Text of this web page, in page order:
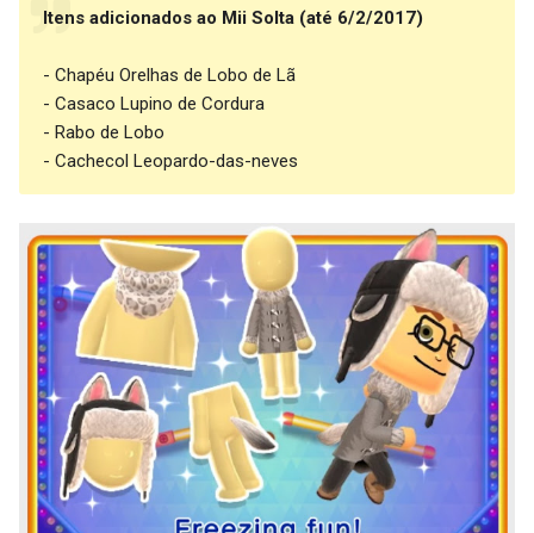
Itens adicionados ao Mii Solta (até 6/2/2017)
- Chapéu Orelhas de Lobo de Lã
- Casaco Lupino de Cordura
- Rabo de Lobo
- Cachecol Leopardo-das-neves